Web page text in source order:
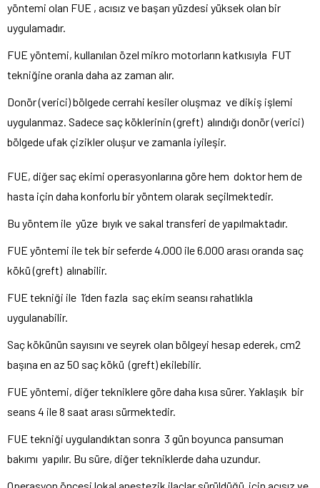
yöntemi olan FUE , acısız ve başarı yüzdesi yüksek olan bir
uygulamadır.
FUE yöntemi, kullanılan özel mikro motorların katkısıyla FUT
tekniğine oranla daha az zaman alır.
Donör (verici) bölgede cerrahi kesiler oluşmaz ve dikiş işlemi
uygulanmaz. Sadece saç köklerinin (greft) alındığı donör (verici)
bölgede ufak çizikler oluşur ve zamanla iyileşir.
FUE, diğer saç ekimi operasyonlarına göre hem doktor hem de
hasta için daha konforlu bir yöntem olarak seçilmektedir.
Bu yöntem ile yüze bıyık ve sakal transferi de yapılmaktadır.
FUE yöntemi ile tek bir seferde 4.000 ile 6.000 arası oranda saç
kökü (greft) alınabilir.
FUE tekniği ile 1’den fazla saç ekim seansı rahatlıkla
uygulanabilir.
Saç kökünün sayısını ve seyrek olan bölgeyi hesap ederek, cm2
başına en az 50 saç kökü (greft) ekilebilir.
FUE yöntemi, diğer tekniklere göre daha kısa sürer. Yaklaşık bir
seans 4 ile 8 saat arası sürmektedir.
FUE tekniği uygulandıktan sonra 3 gün boyunca pansuman
bakımı yapılır. Bu süre, diğer tekniklerde daha uzundur.